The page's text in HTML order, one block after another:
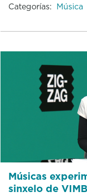
Categorías: Música
Músicas
sinxelo de